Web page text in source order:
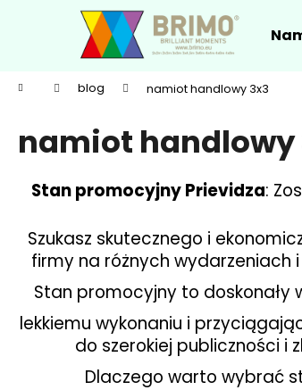
Home blog namiot handlowy 3x3
namiot handlowy
Stan promocyjny Prievidza:
Szukasz skutecznego i
firmy na różnych wydarzeniach
Stan promocyjny to doskonały
lekkiemu wykonaniu i
do szerokiej publiczności i
Dlaczego warto wybrać
do sklepu
do sklepu